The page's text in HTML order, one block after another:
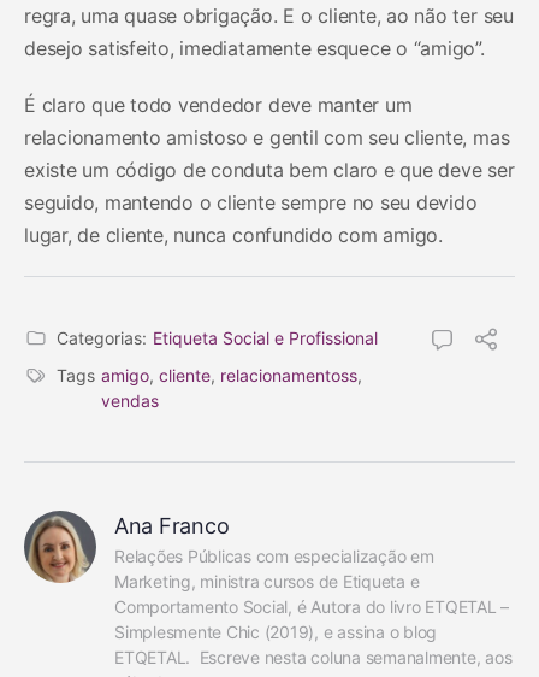
regra, uma quase obrigação. E o cliente, ao não ter seu
desejo satisfeito, imediatamente esquece o “amigo”.
É claro que todo vendedor deve manter um
relacionamento amistoso e gentil com seu cliente, mas
existe um código de conduta bem claro e que deve ser
seguido, mantendo o cliente sempre no seu devido
lugar, de cliente, nunca confundido com amigo.
Categorias: Etiqueta Social e Profissional
Tags amigo, cliente, relacionamentoss,
vendas
Ana Franco
Relações Públicas com especialização em
Marketing, ministra cursos de Etiqueta e
Comportamento Social, é Autora do livro ETQETAL –
Simplesmente Chic (2019), e assina o blog
ETQETAL.  Escreve nesta coluna semanalmente, aos